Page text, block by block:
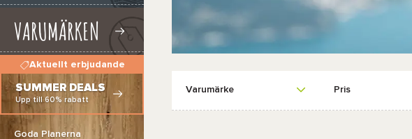
VARUMÄRKEN
Aktuellt erbjudande
SUMMER DEALS
Upp till 60% rabatt
Goda Planerna
Varumärke Pris